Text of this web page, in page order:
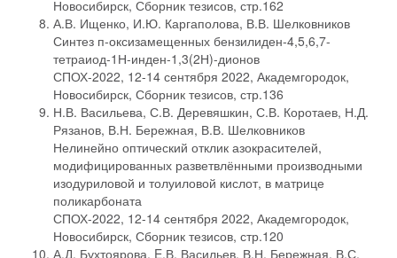
Новосибирск, Сборник тезисов, стр.162
А.В. Ищенко, И.Ю. Каргаполова, В.В. Шелковников
Синтез п-оксизамещенных бензилиден-4,5,6,7-
тетраиод-1Н-инден-1,3(2Н)-дионов
СПОХ-2022, 12-14 сентября 2022, Академгородок,
Новосибирск, Сборник тезисов, стр.136
Н.В. Васильева, С.В. Деревяшкин, С.В. Коротаев, Н.Д.
Рязанов, В.Н. Бережная, В.В. Шелковников
Нелинейно оптический отклик азокрасителей,
модифицированных разветвлёнными производными
изодуриловой и толуиловой кислот, в матрице
поликарбоната
СПОХ-2022, 12-14 сентября 2022, Академгородок,
Новосибирск, Сборник тезисов, стр.120
А.Д. Бухтоярова, E.В. Васильев, В.Н. Бережная, В.С.